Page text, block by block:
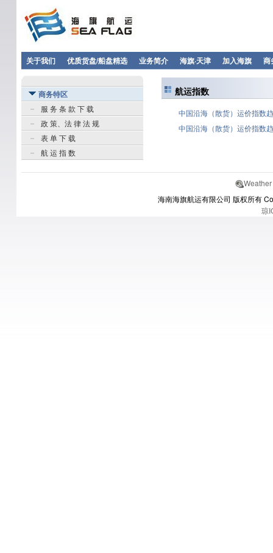
关于我们 优质货盘/船盘精选 业务简介 海旗·天津 加入海旗 商
商务特区
服 务 条 款 下 载
政 策、法 律 法 规
表 单 下 载
航 运 指 数
航运指数
中国沿海（散货）运价指数
中国沿海（散货）运价指数
Weather
海南海旗航运有限公司 版权所有
琼